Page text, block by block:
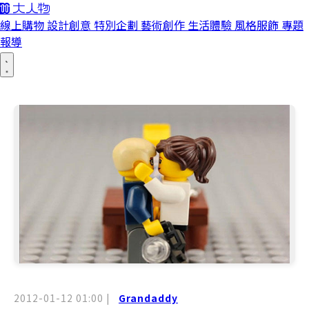
線上購物 設計創意 特別企劃 藝術創作 生活體驗 風格服飾 專題
報導
2012-01-12 01:00 | Grandaddy